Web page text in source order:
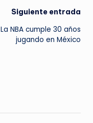
Siguiente entrada
La NBA cumple 30 años
jugando en México